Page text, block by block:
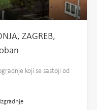
ZAGREB,
koji se sastoji od